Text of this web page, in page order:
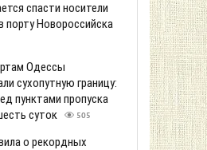
спасти носители
порту Новороссийска
Одессы
сухопутную границу:
пунктами пропуска
суток
505
о рекордных